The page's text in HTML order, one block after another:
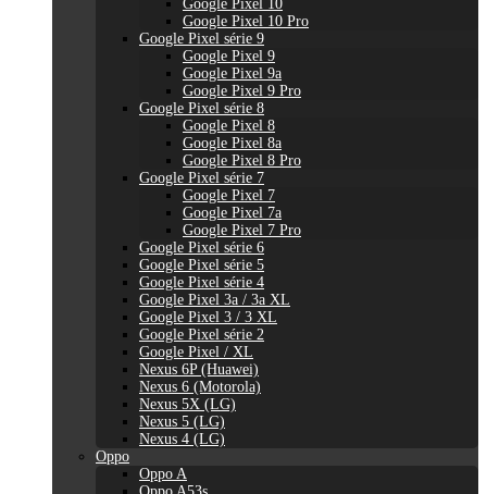
Google Pixel 10
Google Pixel 10 Pro
Google Pixel série 9
Google Pixel 9
Google Pixel 9a
Google Pixel 9 Pro
Google Pixel série 8
Google Pixel 8
Google Pixel 8a
Google Pixel 8 Pro
Google Pixel série 7
Google Pixel 7
Google Pixel 7a
Google Pixel 7 Pro
Google Pixel série 6
Google Pixel série 5
Google Pixel série 4
Google Pixel 3a / 3a XL
Google Pixel 3 / 3 XL
Google Pixel série 2
Google Pixel / XL
Nexus 6P (Huawei)
Nexus 6 (Motorola)
Nexus 5X (LG)
Nexus 5 (LG)
Nexus 4 (LG)
Oppo
Oppo A